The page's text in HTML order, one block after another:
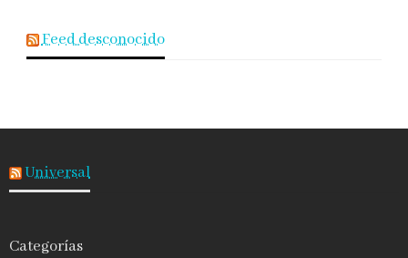
Feed desconocido
Universal
Categorías